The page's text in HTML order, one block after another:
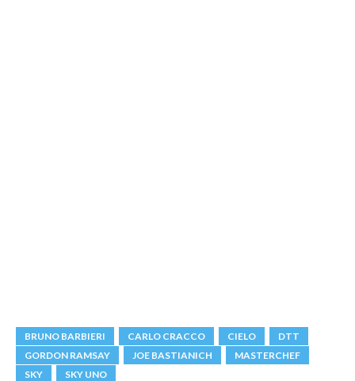
BRUNO BARBIERI CARLO CRACCO CIELO
DTT
GORDON RAMSAY
JOE BASTIANICH
MASTERCHEF
SKY
SKY UNO